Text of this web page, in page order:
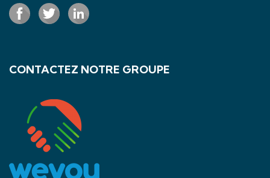
CONTACTEZ NOTRE GROUPE